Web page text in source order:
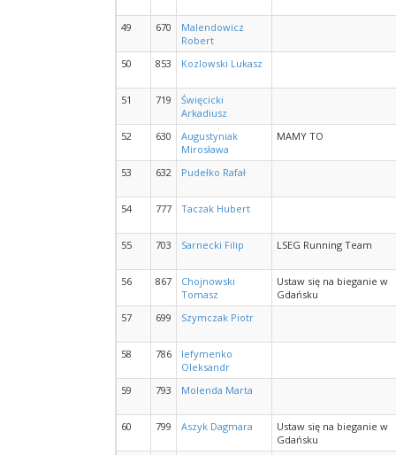
49 670
Malendowicz
Robert
50
853 Kozlowski Lukasz
51 719
Święcicki
Arkadiusz
52
630
Augustyniak
Mirosława
MAMY TO
53 632 Pudełko Rafał
54 777 Taczak Hubert
55 703 Sarnecki Filip LSEG Running Team
56 867
Chojnowski
Tomasz
Ustaw się na bieganie w
Gdańsku
57
699 Szymczak Piotr
58 786
Iefymenko
Oleksandr
59
793 Molenda Marta
60 799 Aszyk Dagmara
Ustaw się na bieganie w
Gdańsku